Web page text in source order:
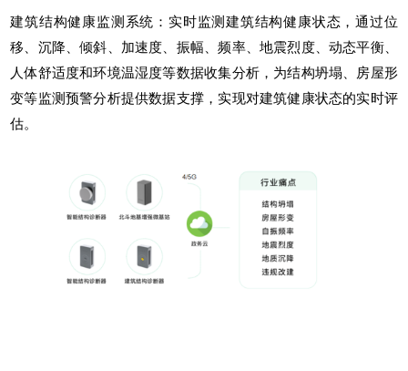
建筑结构健康监测系统：实时监测建筑结构健康状态，通过位
移、沉降、倾斜、加速度、振幅、频率、地震烈度、动态平衡、
人体舒适度和环境温湿度等数据收集分析，为结构坍塌、房屋形
变等监测预警分析提供数据支撑，实现对建筑健康状态的实时评
估。